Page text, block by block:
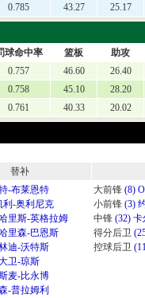
0.785 43.27 25.17
球命中率 篮板
助攻
0.757 46.60
26.40
0.758 45.10
28.20
0.761 40.33 20.02
替补
-布莱恩特
利-奥利尼克
里斯-英格拉姆
里森-巴恩斯
迪-沃特斯
卫-琼斯
麦-比永博
-普拉姆利
大前锋 (8)
小前锋 (3)
中锋 (32)
得分后卫
控球后卫